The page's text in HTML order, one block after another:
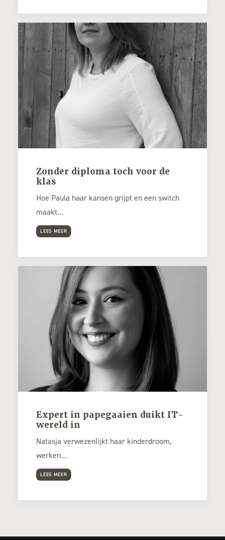
Zonder diploma toch voor de
klas
Hoe Paula haar kansen grijpt en een switch
maakt…
LEES MEER
Expert in papegaaien duikt IT-
wereld in
Natasja verwezenlijkt haar kinderdroom,
werken…
LEES MEER